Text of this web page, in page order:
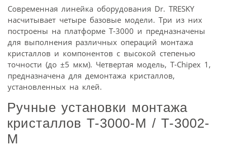
Современная линейка оборудования Dr. TRESKY
насчитывает четыре базовые модели. Три из них
построены на платформе T-3000 и предназначены
для выполнения различных операций монтажа
кристаллов и компонентов с высокой степенью
точности (до ±5 мкм). Четвертая модель, T-Chipex 1,
предназначена для демонтажа кристаллов,
установленных на клей.
Ручные установки монтажа
кристаллов T-3000-M / T-3002-
M